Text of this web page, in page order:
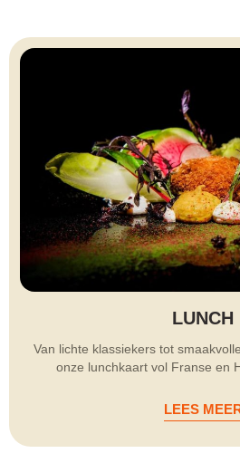
LUNCH
Van lichte klassiekers tot
onze lunchkaart vol Franse en
LEES